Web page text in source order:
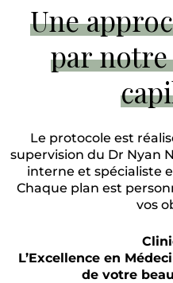
Une
par
Le protocole est
supervision du Dr Nyan
interne et spécialiste
Chaque plan est
vos
L’Excellence en
de votre